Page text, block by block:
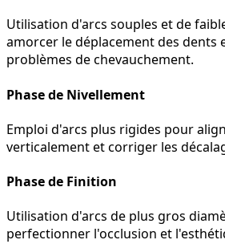
Utilisation d'arcs souples et de
amorcer le déplacement des dents
problèmes de chevauchement.
Phase de Nivellement
Emploi d'arcs plus rigides pour
verticalement et corriger les
Phase de Finition
Utilisation d'arcs de plus gros
perfectionner l'occlusion et